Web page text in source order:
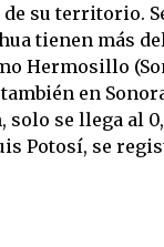
su territorio.
tienen más
Hermosillo
en
se llega al
Potosí, se